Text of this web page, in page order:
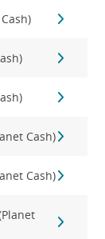
Cash)
Cash)